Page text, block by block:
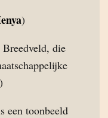
)
die
)
een toonbeeld